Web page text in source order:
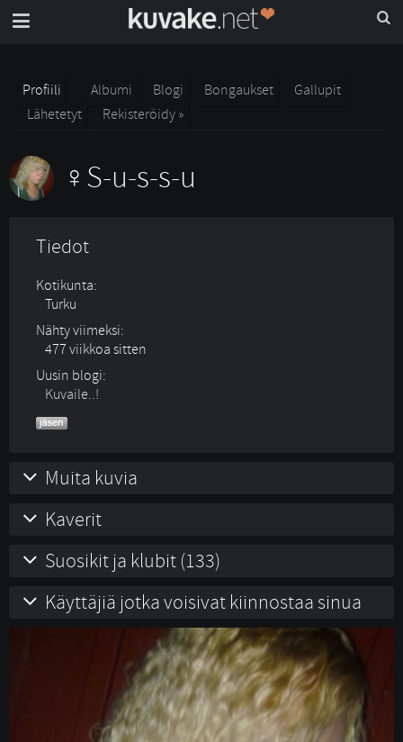
Profiili Albumi Blogi Bongaukset
Gallupit
Lähetetyt
Rekisteröidy »
S-u-s-s-u
Tiedot
Kotikunta:
Turku
Nähty viimeksi:
477 viikkoa sitten
Uusin blogi:
Kuvaile..!
Muita kuvia
Kaverit
Suosikit ja klubit (133)
Käyttäjiä jotka voisivat kiinnostaa sinua